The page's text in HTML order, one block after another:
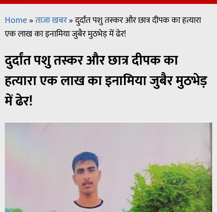
Home»ताजा खबर»दुर्दांत पशु तस्कर और छात्र दीपक का हत्यारा
एक लाख का इनामिया जुबैर मुठभेड़ में ढेर!
दुर्दांत पशु तस्कर और छात्र दीपक का
हत्यारा एक लाख का इनामिया जुबैर मुठभेड़
में ढेर!